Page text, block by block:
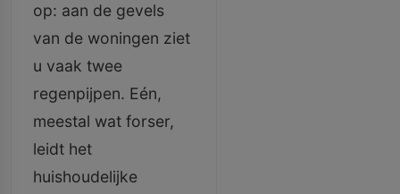
op: aan de gevels
van de woningen ziet
u vaak twee
regenpijpen. Eén,
meestal wat forser,
leidt het
huishoudelijke